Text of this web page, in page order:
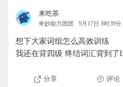
来吃茶
奇妙能力团团 9月17日 8时39分
想下大家词组怎么高效训练
我还在背四级 终结词汇背到了
分享 评论